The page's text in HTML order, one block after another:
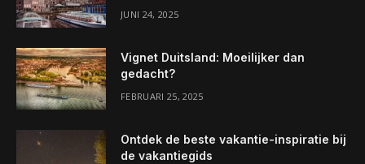
JUNI 24, 2025
Vignet Duitsland: Moeilijker dan
gedacht?
FEBRUARI 25, 2025
Ontdek de beste vakantie-inspiratie bij
de vakantiegids